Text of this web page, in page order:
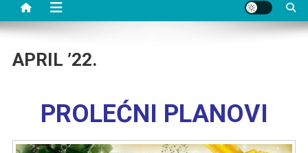
APRIL ’22.
PROLEĆNI PLANOVI